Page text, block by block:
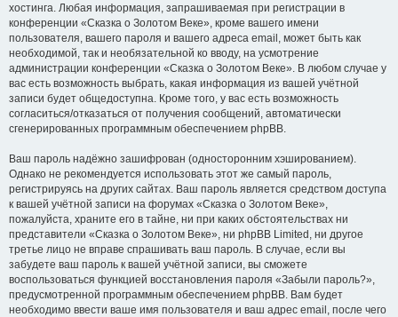
хостинга. Любая информация, запрашиваемая при регистрации в
конференции «Сказка о Золотом Веке», кроме вашего имени
пользователя, вашего пароля и вашего адреса email, может быть как
необходимой, так и необязательной ко вводу, на усмотрение
администрации конференции «Сказка о Золотом Веке». В любом случае у
вас есть возможность выбрать, какая информация из вашей учётной
записи будет общедоступна. Кроме того, у вас есть возможность
согласиться/отказаться от получения сообщений, автоматически
сгенерированных программным обеспечением phpBB.
Ваш пароль надёжно зашифрован (односторонним хэшированием).
Однако не рекомендуется использовать этот же самый пароль,
регистрируясь на других сайтах. Ваш пароль является средством доступа
к вашей учётной записи на форумах «Сказка о Золотом Веке»,
пожалуйста, храните его в тайне, ни при каких обстоятельствах ни
представители «Сказка о Золотом Веке», ни phpBB Limited, ни другое
третье лицо не вправе спрашивать ваш пароль. В случае, если вы
забудете ваш пароль к вашей учётной записи, вы сможете
воспользоваться функцией восстановления пароля «Забыли пароль?»,
предусмотренной программным обеспечением phpBB. Вам будет
необходимо ввести ваше имя пользователя и ваш адрес email, после чего